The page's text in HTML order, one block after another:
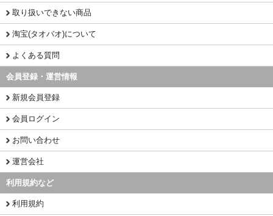
取り扱いできない商品
淘宝(タオバオ)について
よくある質問
会員登録・運営情報
新規会員登録
会員ログイン
お問い合わせ
運営会社
利用規約など
利用規約